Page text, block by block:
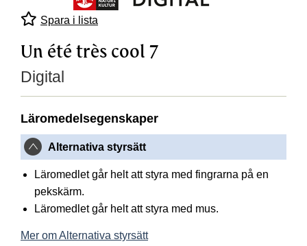
Spara i lista
Un été très cool 7
Digital
Läromedelsegenskaper
Alternativa styrsätt
Läromedlet går helt att styra med fingrarna på en
pekskärm.
Läromedlet går helt att styra med mus.
Mer om Alternativa styrsätt